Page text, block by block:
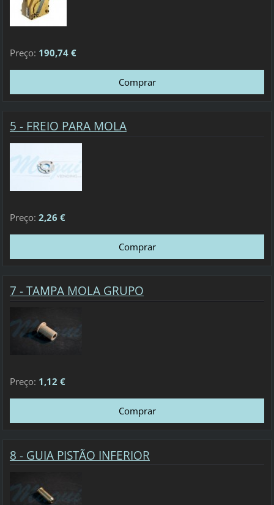
Preço: 190,74 €
5 - FREIO PARA MOLA
Preço: 2,26 €
7 - TAMPA MOLA GRUPO
Preço: 1,12 €
8 - GUIA PISTÃO INFERIOR